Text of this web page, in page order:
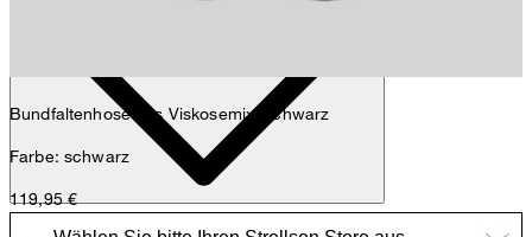
Bundfaltenhose aus Viskosemix, schwarz
Farbe: schwarz
119,95 €